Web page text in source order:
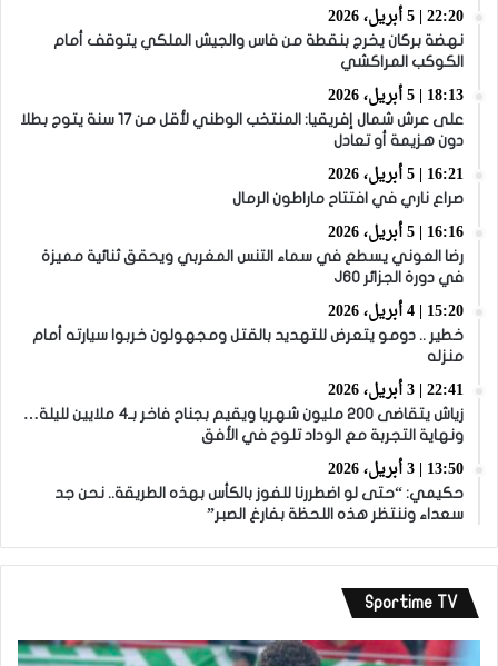
22:20 | 5 أبريل، 2026
نهضة بركان يخرج بنقطة من فاس والجيش الملكي يتوقف أمام
الكوكب المراكشي
18:13 | 5 أبريل، 2026
على عرش شمال إفريقيا: المنتخب الوطني لأقل من 17 سنة يتوج بطلا
دون هزيمة أو تعادل
16:21 | 5 أبريل، 2026
صراع ناري في افتتاح ماراطون الرمال
16:16 | 5 أبريل، 2026
رضا العوني يسطع في سماء التنس المغربي ويحقق ثنائية مميزة
في دورة الجزائر J60
15:20 | 4 أبريل، 2026
خطير .. دومو يتعرض للتهديد بالقتل ومجهولون خربوا سيارته أمام
منزله
22:41 | 3 أبريل، 2026
زياش يتقاضى 200 مليون شهريا ويقيم بجناح فاخر بـ4 ملايين لليلة…
ونهاية التجربة مع الوداد تلوح في الأفق
13:50 | 3 أبريل، 2026
حكيمي: “حتى لو اضطررنا للفوز بالكأس بهذه الطريقة.. نحن جد
سعداء وننتظر هذه اللحظة بفارغ الصبر”
Sportime TV